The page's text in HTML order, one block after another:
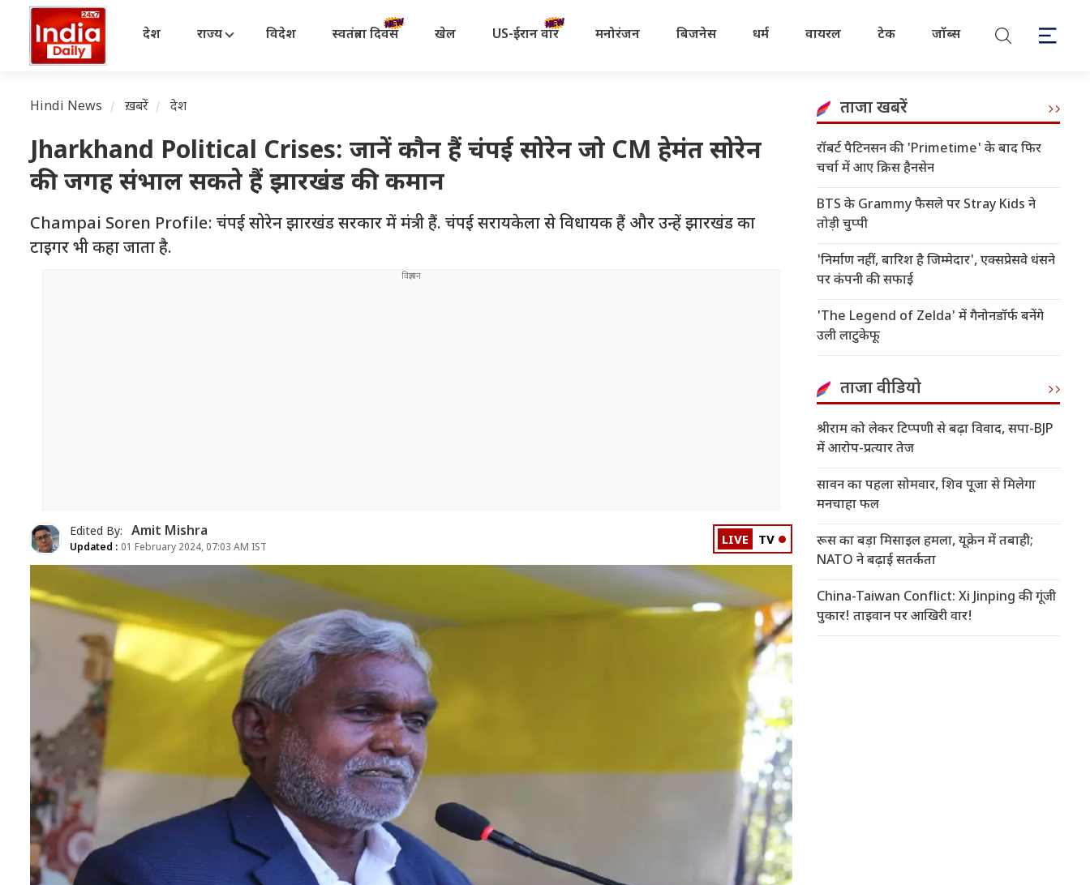
देश राज्य विदेश स्वतंत्रता दिवस खेल US-ईरान वॉर मनोरंजन बिजनेस धर्म वायरल टेक जॉब्स
Hindi News ख़बरें देश
Jharkhand Political Crises: जानें कौन हैं चंपई सोरेन जो CM हेमंत सोरेन
की जगह संभाल सकते हैं झारखंड की कमान
Champai Soren Profile: चंपई सोरेन झारखंड सरकार में मंत्री हैं. चंपई सरायकेला से विधायक हैं और उन्हें झारखंड का
टाइगर भी कहा जाता है.
Edited By: Amit Mishra
Updated : 01 February 2024, 07:03 AM IST LIVE TV
ताजा खबरें
रॉबर्ट पैटिनसन की 'Primetime' के बाद फिर
चर्चा में आए क्रिस हैनसेन
BTS के Grammy फैसले पर Stray Kids ने
तोड़ी चुप्पी
'निर्माण नहीं, बारिश है जिम्मेदार', एक्सप्रेसवे धंसने
पर कंपनी की सफाई
'The Legend of Zelda' में गैनोनडॉर्फ बनेंगे
उली लाटुकेफू
ताजा वीडियो
श्रीराम को लेकर टिप्पणी से बढ़ा विवाद, सपा-BJP
में आरोप-प्रत्यार तेज
सावन का पहला सोमवार, शिव पूजा से मिलेगा
मनचाहा फल
रूस का बड़ा मिसाइल हमला, यूक्रेन में तबाही;
NATO ने बढ़ाई सतर्कता
China-Taiwan Conflict: Xi Jinping की गूंजी
पुकार! ताइवान पर आखिरी वार!